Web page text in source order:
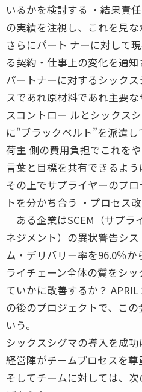
いるかを検討する ・結果
の実績を注視し、これを見な
さらにパート ナーに対して
る契約・仕事上の変化を通
パートナーに対するシック
スであれ原材料であれ主要
スコントロー ルとシックス
に“ブラックベルト”を派遣し
荷主 側の費用負担でこれを
言葉と目標を共有できるよう
その上でサプライヤーのプ
トを分かち合う ・プロセス
ある企業はSCEM（サプラ
ネジメント）の異状警告シ
ム・デリバリー率を96.0％か
ライチェーン全体の質をシ
ていかに改善するか？
の後のプロジェクトで、こ
いう。
シックスシグマの導入を成功
経営陣がチームプロセスを尊
そしてチームに対しては、